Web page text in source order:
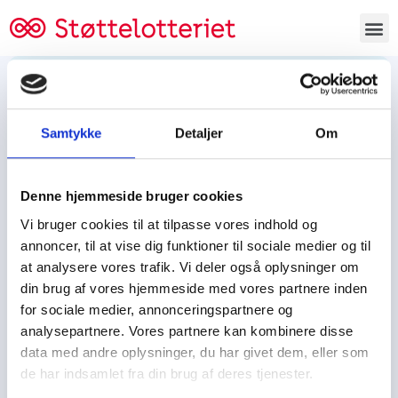
Samtykke Detaljer Om
Denne hjemmeside bruger cookies
Vi bruger cookies til at tilpasse vores indhold og
annoncer, til at vise dig funktioner til sociale medier og til
at analysere vores trafik. Vi deler også oplysninger om
din brug af vores hjemmeside med vores partnere inden
for sociale medier, annonceringspartnere og
analysepartnere. Vores partnere kan kombinere disse
data med andre oplysninger, du har givet dem, eller som
de har indsamlet fra din brug af deres tjenester.
Tjen penge og støt
Tjen penge til:
Spejdere/spejdergruppen/FDF’ere, m.fl.
Kontor
Tjenpengeogstoet.dk
Ejby Industrivej 91
DK – 2600 Glostrup
CVR: 19347508